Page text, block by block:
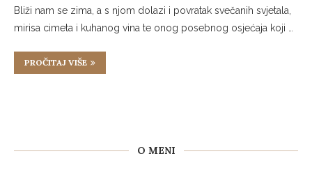
Bliži nam se zima, a s njom dolazi i povratak svečanih svjetala,
mirisa cimeta i kuhanog vina te onog posebnog osjećaja koji …
PROČITAJ VIŠE
O MENI